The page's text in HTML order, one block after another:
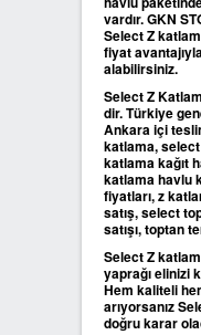
vardır. GKN
Select Z
fiyat
alabilirsiniz.
Select Z
dir. Türkiye
Ankara içi
katlama,
katlama kağıt
katlama havlu
fiyatları, z
satış, select
satışı, toptan
Select Z
yaprağı elinizi
Hem kaliteli
arıyorsanız
doğru karar